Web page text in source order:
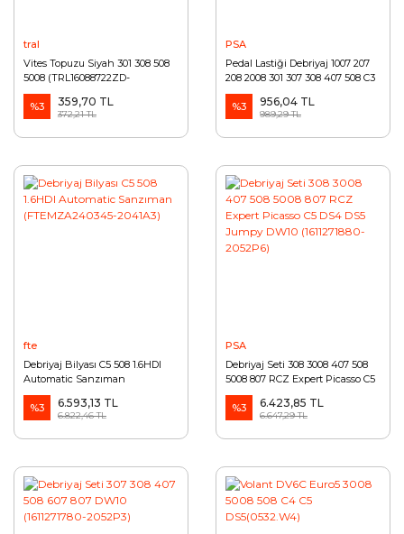
tral
Vites Topuzu Siyah 301 308 508
5008 (TRL16088722ZD-
BPE436066-TRL16088722Z)
%3
359,70 TL
372,21 TL
PSA
Pedal Lastiği Debriyaj 1007 207
208 2008 301 307 308 407 508 C3
C4 (213026-Y5634-BPE309086-
BRS13116)
%3 956,04 TL
989,29 TL
fte
Debriyaj Bilyası C5 508 1.6HDI
Automatic Sanzıman
(FTEMZA240345-2041A3)
%3
6.593,13 TL
6.822,46 TL
PSA
Debriyaj Seti 308 3008 407 508
5008 807 RCZ Expert Picasso C5
DS4 DS5 Jumpy DW10
(1611271880-2052P6)
%3 6.423,85 TL
6.647,29 TL